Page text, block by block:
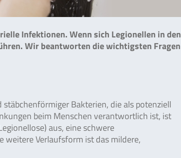
Infektionen. Wenn sich Legionellen in den
Wir beantworten die wichtigsten Fragen
Bakterien, die als potenziell
beim Menschen verantwortlich ist, ist
aus, eine schwere
Verlaufsform ist das mildere,